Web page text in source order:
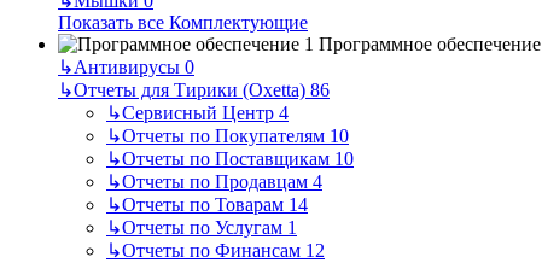
Показать все Комплектующие
Программное обеспечение
↳Антивирусы 0
↳Отчеты для Тирики (Oxetta) 86
↳Сервисный Центр 4
↳Отчеты по Покупателям 10
↳Отчеты по Поставщикам 10
↳Отчеты по Продавцам 4
↳Отчеты по Товарам 14
↳Отчеты по Услугам 1
↳Отчеты по Финансам 12